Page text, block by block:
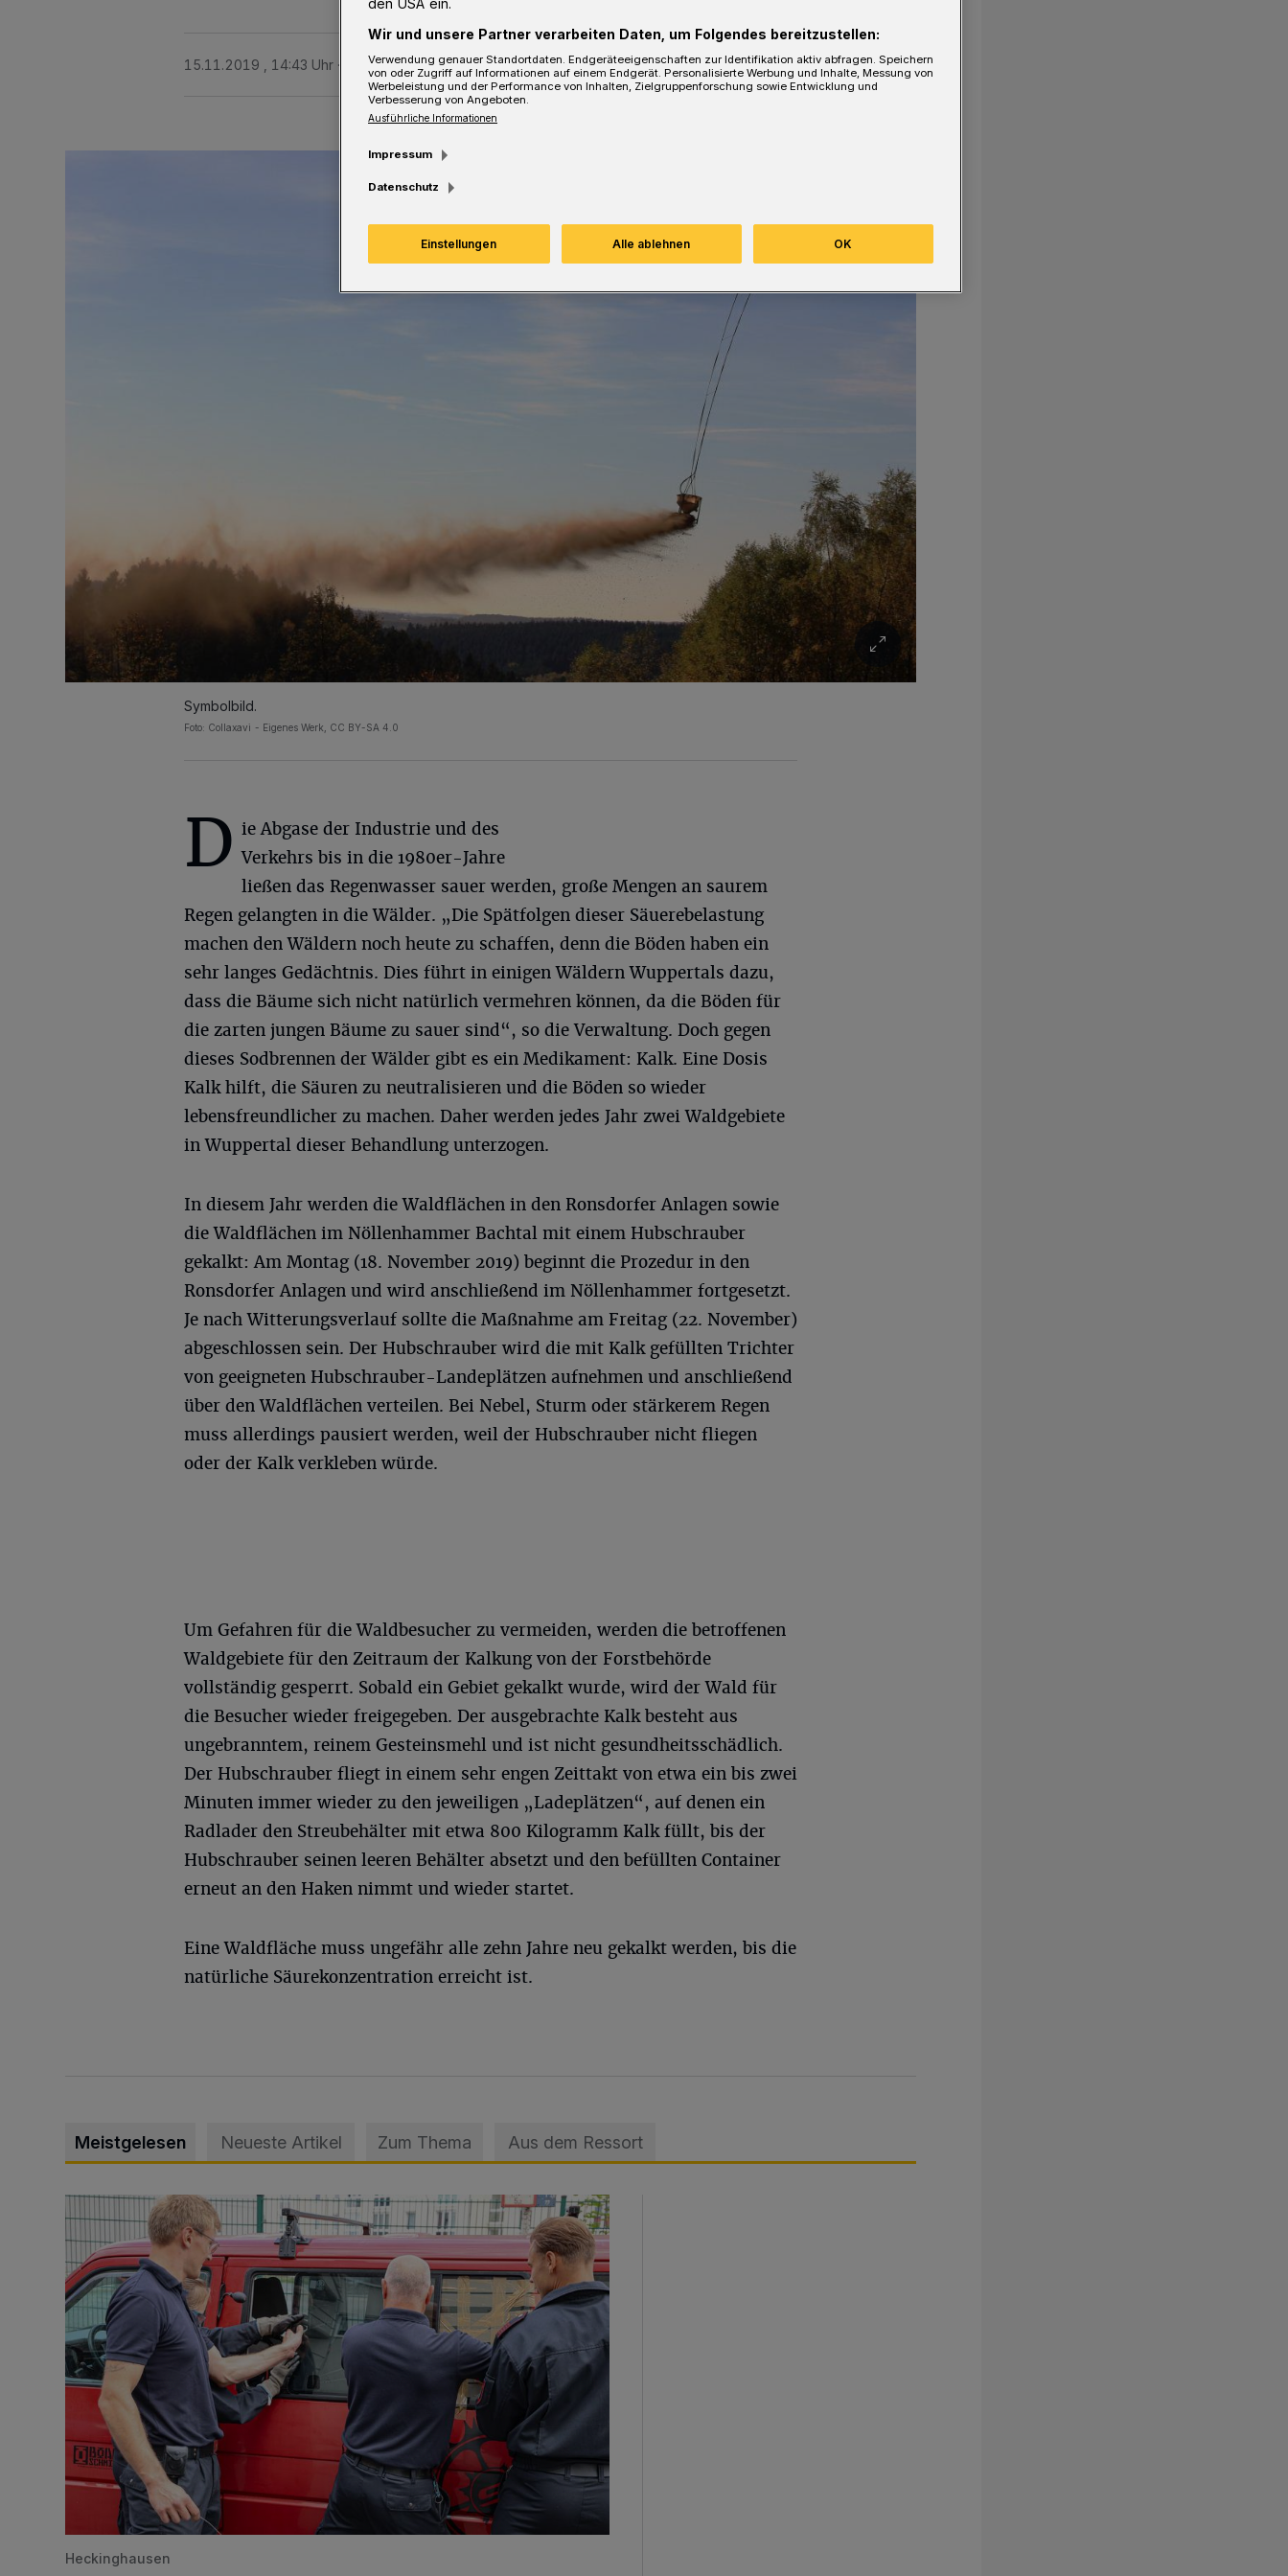
15.11.2019 , 14:43 Uhr 2 Minuten Lesezeit
Symbolbild.
Foto: Collaxavi - Eigenes Werk, CC BY-SA 4.0
D ie Abgase der Industrie und des
Verkehrs bis in die 1980er-Jahre
ließen das Regenwasser sauer werden, große Mengen an saurem
Regen gelangten in die Wälder. „Die Spätfolgen dieser Säuerebelastung
machen den Wäldern noch heute zu schaffen, denn die Böden haben ein
sehr langes Gedächtnis. Dies führt in einigen Wäldern Wuppertals dazu,
dass die Bäume sich nicht natürlich vermehren können, da die Böden für
die zarten jungen Bäume zu sauer sind“, so die Verwaltung. Doch gegen
dieses Sodbrennen der Wälder gibt es ein Medikament: Kalk. Eine Dosis
Kalk hilft, die Säuren zu neutralisieren und die Böden so wieder
lebensfreundlicher zu machen. Daher werden jedes Jahr zwei Waldgebiete
in Wuppertal dieser Behandlung unterzogen.
In diesem Jahr werden die Waldflächen in den Ronsdorfer Anlagen sowie
die Waldflächen im Nöllenhammer Bachtal mit einem Hubschrauber
gekalkt: Am Montag (18. November 2019) beginnt die Prozedur in den
Ronsdorfer Anlagen und wird anschließend im Nöllenhammer fortgesetzt.
Je nach Witterungsverlauf sollte die Maßnahme am Freitag (22. November)
abgeschlossen sein. Der Hubschrauber wird die mit Kalk gefüllten Trichter
von geeigneten Hubschrauber-Landeplätzen aufnehmen und anschließend
über den Waldflächen verteilen. Bei Nebel, Sturm oder stärkerem Regen
muss allerdings pausiert werden, weil der Hubschrauber nicht fliegen
oder der Kalk verkleben würde.
Um Gefahren für die Waldbesucher zu vermeiden, werden die betroffenen
Waldgebiete für den Zeitraum der Kalkung von der Forstbehörde
vollständig gesperrt. Sobald ein Gebiet gekalkt wurde, wird der Wald für
die Besucher wieder freigegeben. Der ausgebrachte Kalk besteht aus
ungebranntem, reinem Gesteinsmehl und ist nicht gesundheitsschädlich.
Der Hubschrauber fliegt in einem sehr engen Zeittakt von etwa ein bis zwei
Minuten immer wieder zu den jeweiligen „Ladeplätzen“, auf denen ein
Radlader den Streubehälter mit etwa 800 Kilogramm Kalk füllt, bis der
Hubschrauber seinen leeren Behälter absetzt und den befüllten Container
erneut an den Haken nimmt und wieder startet.
Eine Waldfläche muss ungefähr alle zehn Jahre neu gekalkt werden, bis die
natürliche Säurekonzentration erreicht ist.
Meistgelesen Neueste Artikel Zum Thema Aus dem Ressort
Feuerwehr befreit Kind aus verschlossenem VW Bulli
Heckinghausen
den USA ein.
Wir und unsere Partner verarbeiten Daten, um Folgendes bereitzustellen:
Verwendung genauer Standortdaten. Endgeräteeigenschaften zur Identifikation aktiv abfragen. Speichern
von oder Zugriff auf Informationen auf einem Endgerät. Personalisierte Werbung und Inhalte, Messung von
Werbeleistung und der Performance von Inhalten, Zielgruppenforschung sowie Entwicklung und
Verbesserung von Angeboten.
Ausführliche Informationen
Impressum
Datenschutz
Einstellungen Alle ablehnen OK